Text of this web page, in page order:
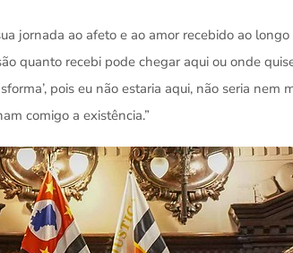
jornada ao afeto e ao amor recebido ao
quanto recebi pode chegar aqui ou onde
pois eu não estaria aqui, não seria nem
comigo a existência.”